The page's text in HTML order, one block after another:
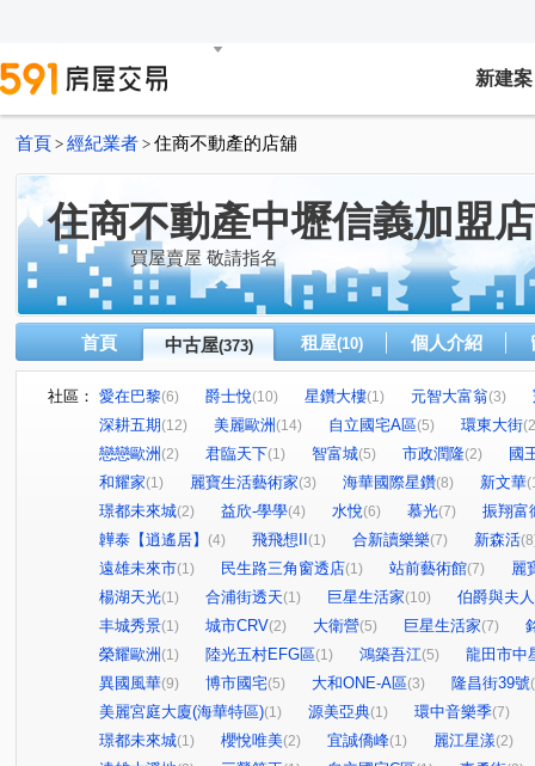
新建案
首頁 > 經紀業者 > 住商不動產的店舖
住商不動產中壢信義加盟店
買屋賣屋 敬請指名
首頁 中古屋(373) 租屋(10) 個人介紹
社區： 愛在巴黎(6) 爵士悅(10) 星鑽大樓(1) 元智大富翁(3)
深耕五期(12) 美麗歐洲(14) 自立國宅A區(5) 環東大街
戀戀歐洲(2) 君臨天下(1) 智富城(5) 市政潤隆(2)
國
和耀家(1) 麗寶生活藝術家(3) 海華國際星鑽(8) 新文華
璟都未來城(2) 益欣-學學(4) 水悅(6) 慕光(7)
振翔富
韡泰【逍遙居】
(4) 飛飛想II (1) 合新讀樂樂(7) 新森活
遠雄未來市(1) 民生路三角窗透店(1) 站前藝術館(7)
麗
楊湖天光(1) 合浦街透天(1) 巨星生活家(10)
伯爵與夫人
丰城秀景(1) 城市CRV(2) 大衛營(5) 巨星生活家(7)
榮耀歐洲 (1) 陸光五村EFG區(1) 鴻築吾江(5)
龍田市中
異國風華(9) 博市國宅(5) 大和ONE-A區(3) 隆昌街39號
美麗宮庭大廈(海華特區)(1) 源美亞典(1) 環中音樂季(7)
璟都未來城(1) 櫻悅唯美(2) 宜誠僑峰(1) 麗江星漾(2)